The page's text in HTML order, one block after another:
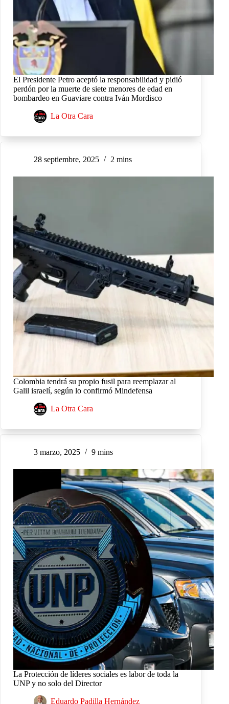
El Presidente Petro aceptó la responsabilidad y pidió
perdón por la muerte de siete menores de edad en
bombardeo en Guaviare contra Iván Mordisco
La Otra Cara
28 septiembre, 2025 2 mins
Colombia tendrá su propio fusil para reemplazar al
Galil israelí, según lo confirmó Mindefensa
La Otra Cara
3 marzo, 2025 9 mins
La Protección de líderes sociales es labor de toda la
UNP y no solo del Director
Eduardo Padilla Hernández